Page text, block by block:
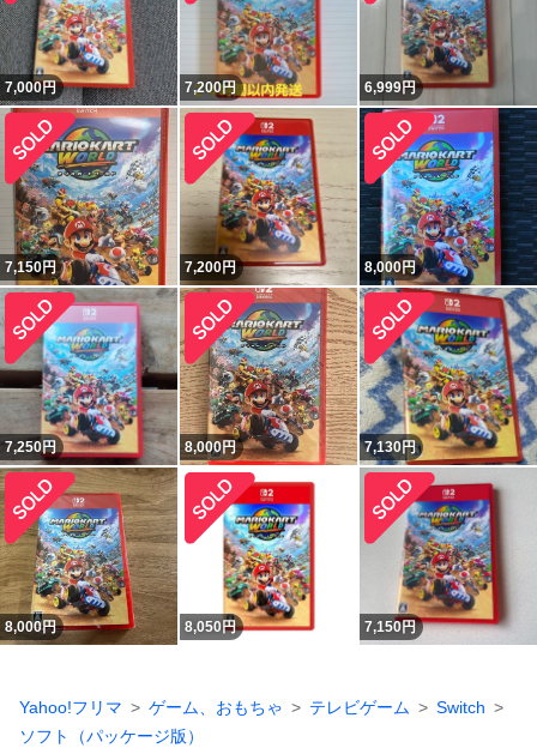
7,000円 7,200円 6,999円
7,150円 7,200円 8,000円
7,250円 8,000円 7,130円
8,000円 8,050円 7,150円
Yahoo!フリマ ゲーム、おもちゃ テレビゲーム
Switch
ソフト（パッケージ版）